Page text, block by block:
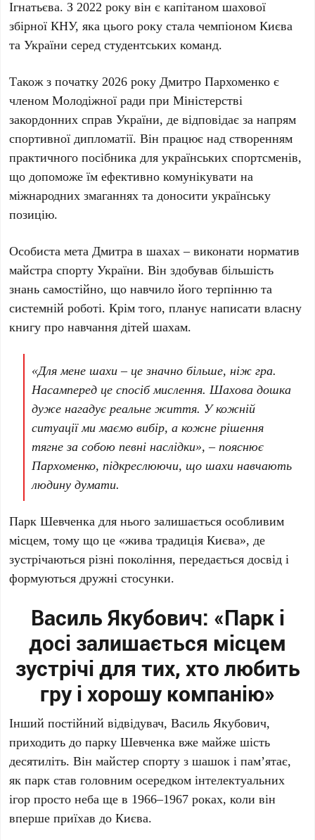
Ігнатьєва. З2022 року він є капітаном шахової
збірноїКНУ, яка цього року стала чемпіоном Києва
та України серед студентських команд.
Також з початку2026 року Дмитро Пархоменко є
членом Молодіжної ради при Міністерстві
закордонних справ України, де відповідає за напрям
спортивної дипломатії. Він працює над створенням
практичного посібника для українських спортсменів,
що допоможе їм ефективно комунікувати на
міжнародних змаганнях та доносити українську
позицію.
Особиста метаДмитра в шахах – виконати норматив
майстра спорту України. Він здобував більшість
знань самостійно, що навчило його терпінню та
системній роботі. Крім того, планує написати власну
книгу про навчання дітей шахам.
«Для мене шахи – це значно більше, ніж гра.
Насамперед це спосіб мислення. Шахова дошка
дуже нагадує реальне життя. У кожній
ситуації ми маємо вибір, а кожне рішення
тягне за собою певні наслідки», – пояснює
Пархоменко, підкреслюючи, що шахи навчають
людину думати.
Парк Шевченка для нього залишається особливим
місцем, тому що це «жива традиція Києва», де
зустрічаються різні покоління, передається досвід і
формуються дружні стосунки.
Василь Якубович: «Парк і
досі залишається місцем
зустрічі для тих, хто любить
гру і хорошу компанію»
Інший постійний відвідувач,Василь Якубович,
приходить до парку Шевченка вже майжешість
десятиліть. Він майстер спорту з шашок і пам’ятає,
як парк став головним осередком інтелектуальних
ігор просто неба ще в 1966–1967 роках, коли він
вперше приїхав до Києва.